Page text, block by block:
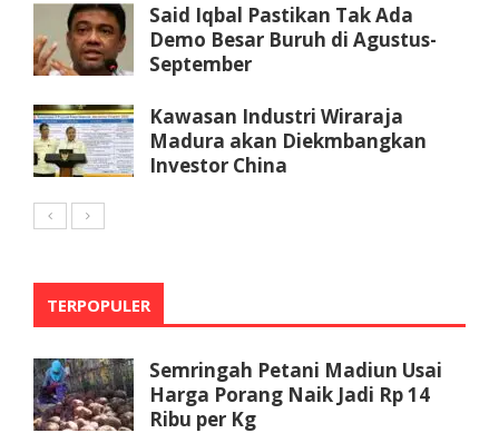
Said Iqbal Pastikan Tak Ada
Demo Besar Buruh di Agustus-
September
Kawasan Industri Wiraraja
Madura akan Diekmbangkan
Investor China
TERPOPULER
Semringah Petani Madiun Usai
Harga Porang Naik Jadi Rp 14
Ribu per Kg